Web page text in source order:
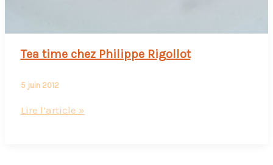
Tea time chez Philippe Rigollot
5 juin 2012
Tea
Lire l’article »